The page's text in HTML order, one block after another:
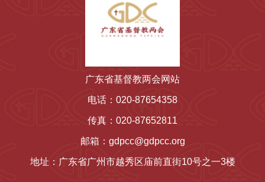
广东省基督教两会网站
电话：020-87654358
传真：020-87652811
邮箱：gdpcc@gdpcc.org
地址：广东省广州市越秀区庙前直街10号之一3楼